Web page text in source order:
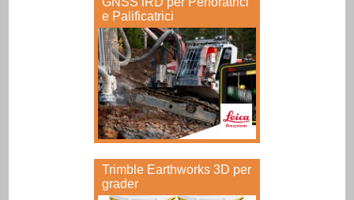
e Palificatrici
Trimble Earthworks 3D per
grader